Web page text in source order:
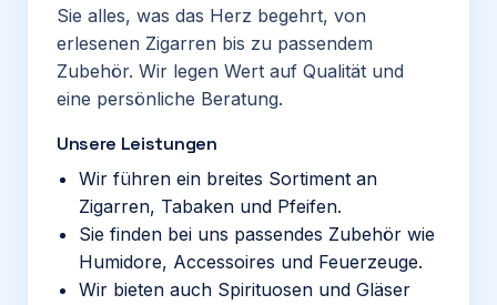
Sie alles, was das Herz begehrt, von
erlesenen Zigarren bis zu passendem
Zubehör. Wir legen Wert auf Qualität und
eine persönliche Beratung.
Unsere Leistungen
Wir führen ein breites Sortiment an
Zigarren, Tabaken und Pfeifen.
Sie finden bei uns passendes Zubehör wie
Humidore, Accessoires und Feuerzeuge.
Wir bieten auch Spirituosen und Gläser